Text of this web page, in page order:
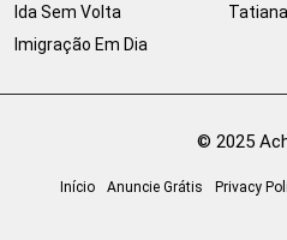
Ida Sem Volta
Imigração Em Dia
© 2025
Início Anuncie Grátis Privacy